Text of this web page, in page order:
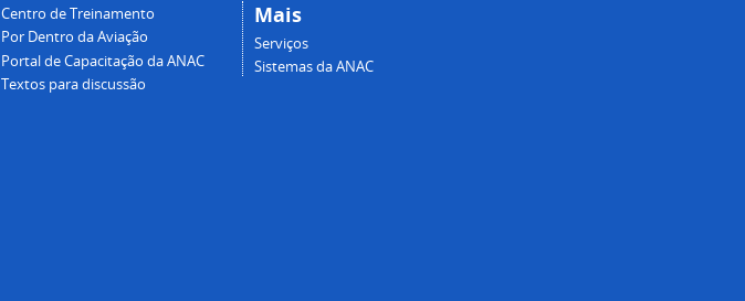
Centro de Treinamento
Por Dentro da Aviação
Portal de Capacitação da ANAC
Textos para discussão
Mais
Serviços
Sistemas da ANAC